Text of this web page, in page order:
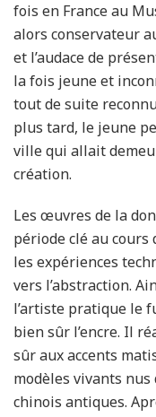
fois en France au
alors conservateur
et l’audace de
la fois jeune et
tout de suite
plus tard, le jeune
ville qui allait
création.
Les œuvres de la
période clé au
les expériences
vers l’abstraction.
l’artiste pratique le
bien sûr l’encre. Il
sûr aux accents
modèles vivants nus
chinois antiques.